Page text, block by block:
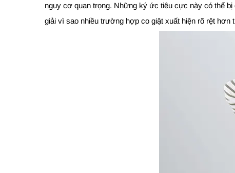
nguy cơ quan trọng. Những ký ức tiêu cực này có thể
giải vì sao nhiều trường hợp co giật xuất hiện rõ rệt hơn